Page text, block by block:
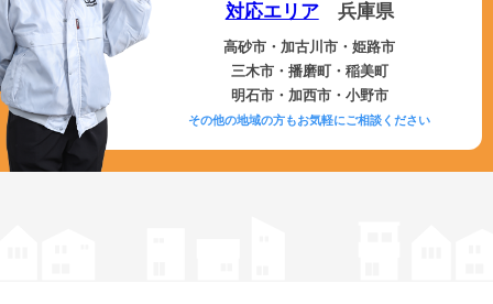
対応エリア兵庫県
高砂市・加古川市・姫路市
三木市・播磨町・稲美町
明石市・加西市・小野市
その他の地域の方もお気軽にご相談ください